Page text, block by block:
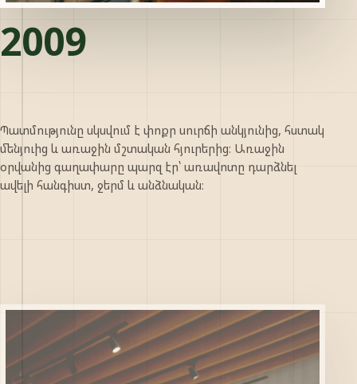
2009
Պատմությունը սկսվում է փոքր սուրճի անկյունից, հստակ
մենյուից և առաջին մշտական հյուրերից։ Առաջին
օրվանից գաղափարը պարզ էր՝ առավոտը դարձնել
ավելի հանգիստ, ջերմ և անձնական։